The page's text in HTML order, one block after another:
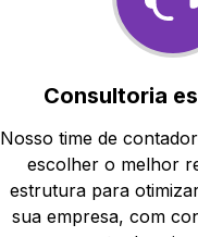
Consultoria
Nosso time de
escolher o melhor
estrutura para
sua empresa, com